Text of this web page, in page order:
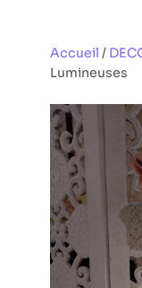
contenuAccueil /
Lumineuses